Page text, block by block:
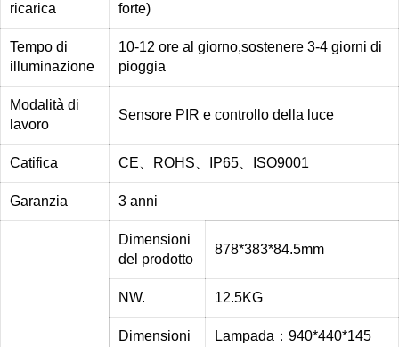
ricarica
forte)
Tempo di
illuminazione
10-12 ore al giorno,sostenere 3-4 giorni di
pioggia
Modalità di
lavoro
Sensore PIR e controllo della luce
Catifica CE、ROHS、IP65、ISO9001
Garanzia 3 anni
Dimensioni
del prodotto
878*383*84.5mm
NW. 12.5KG
Dimensioni
Lampada：940*440*145